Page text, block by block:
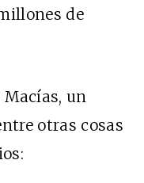
de
Macías, un
otras cosas